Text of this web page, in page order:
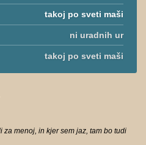
takoj po sveti maši
ni uradnih ur
takoj po sveti maši